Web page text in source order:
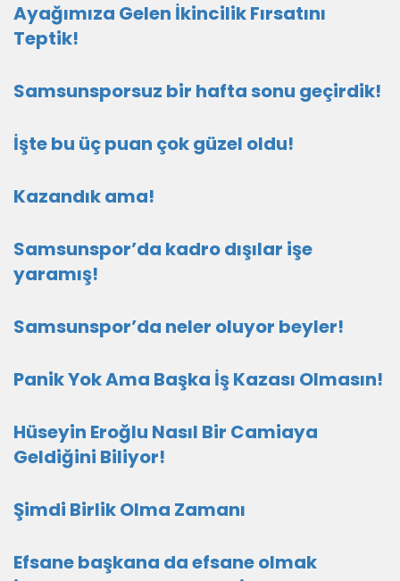
Ayağımıza Gelen İkincilik Fırsatını
Teptik!
Samsunsporsuz bir hafta sonu geçirdik!
İşte bu üç puan çok güzel oldu!
Kazandık ama!
Samsunspor’da kadro dışılar işe
yaramış!
Samsunspor’da neler oluyor beyler!
Panik Yok Ama Başka İş Kazası Olmasın!
Hüseyin Eroğlu Nasıl Bir Camiaya
Geldiğini Biliyor!
Şimdi Birlik Olma Zamanı
Efsane başkana da efsane olmak